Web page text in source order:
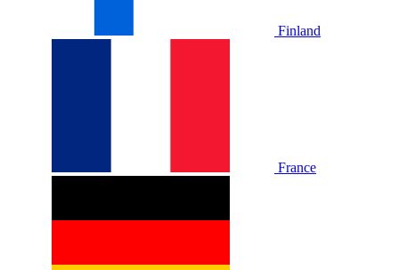
Finland
France